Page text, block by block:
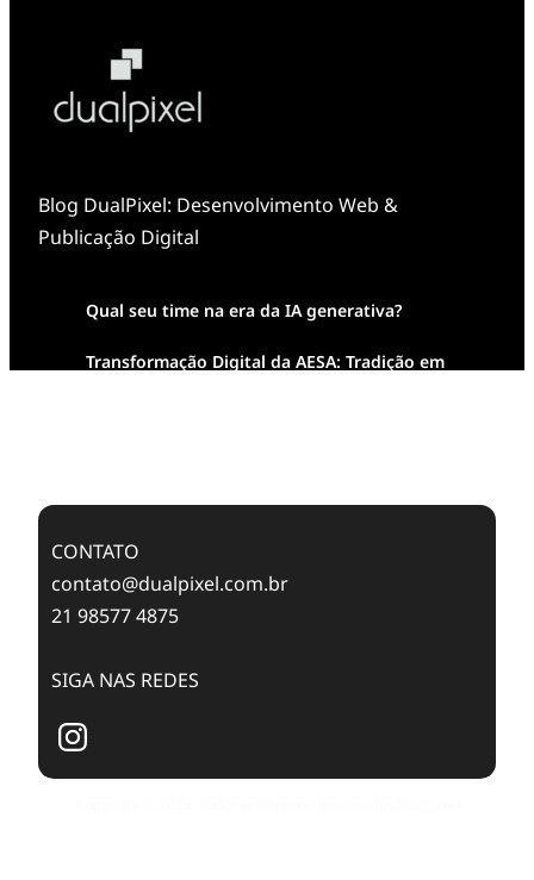
Blog DualPixel: Desenvolvimento Web &
Publicação Digital
Qual seu time na era da IA generativa?
Transformação Digital da AESA: Tradição em
CONTATO
contato@dualpixel.com.br
21 98577 4875
SIGA NAS REDES